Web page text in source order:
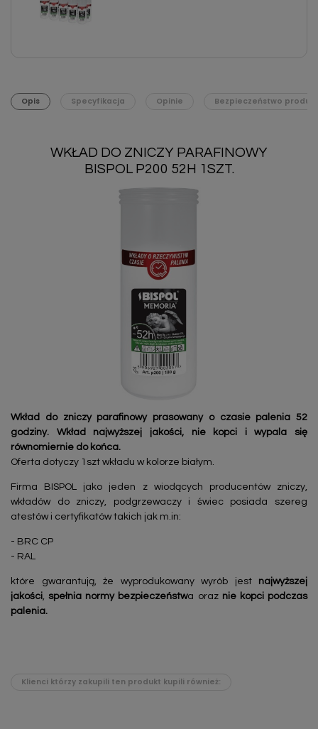
Opis Specyfikacja Opinie Bezpieczeństwo
WKŁAD DO ZNICZY PARAFINOWY
BISPOL P200 52H 1SZT.
Wkład do zniczy parafinowy prasowany o czasie palenia 52
godziny. Wkład najwyższej jakości, nie kopci i wypala się
równomiernie do końca.
Oferta dotyczy 1szt wkładu w kolorze białym.
Firma BISPOL jako jeden z wiodących producentów zniczy,
wkładów do zniczy, podgrzewaczy i świec posiada szereg
atestów i certyfikatów takich jak m.in:
- BRC CP
- RAL
które gwarantują, że wyprodukowany wyrób jest najwyższej
jakości ,spełnia normy bezpieczeństwa oraz nie kopci podczas
palenia.
Klienci którzy zakupili ten produkt kupili również: